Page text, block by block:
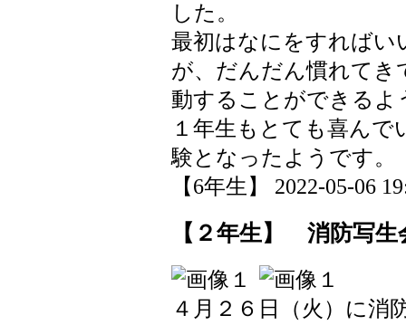
した。
最初はなにをすればい
が、だんだん慣れてき
動することができる
１年生もとても喜ん
験となったようです。
【6年生】 2022-05-06
【２年生】 消防写生
４月２６日（火）に消